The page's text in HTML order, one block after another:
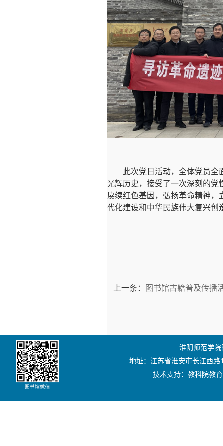
此次党日活动，全体党员全
光辉历史，接受了一次深刻的党
赓续红色基因，弘扬革命精神，
代化建设和中华民族伟大复兴创
上一条： 图书馆古籍普及传播
淮阴师范学
地址：江苏省淮安市长江西
技术支持：教科院教